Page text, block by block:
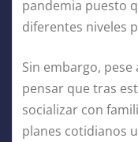
pandemia puesto
diferentes niveles
Sin embargo,
pensar que tras
socializar con
planes cotidianos